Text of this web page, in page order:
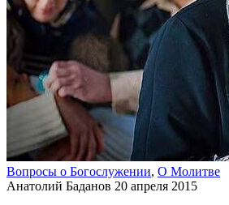
Вопросы о Богослужении, О Молитве
Анатолий Баданов 20 апреля 2015